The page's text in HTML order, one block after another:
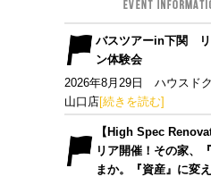
バスツアーin下関 リ
ン体験会
2026年8月29日 ハウスド
山口店[続きを読む]
【High Spec
リア開催！その家、
まか。『資産』に変え